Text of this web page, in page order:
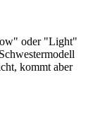
oder "Light"
kommt aber